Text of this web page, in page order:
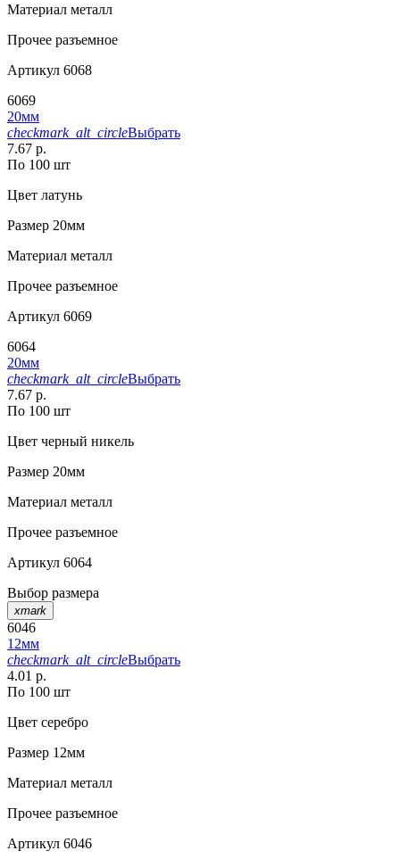
Материал металл
Прочее разъемное
Артикул 6068
6069
20мм
checkmark_alt_circleВыбрать
7.67 р.
По 100 шт
Цвет латунь
Размер 20мм
Материал металл
Прочее разъемное
Артикул 6069
6064
20мм
checkmark_alt_circleВыбрать
7.67 р.
По 100 шт
Цвет черный никель
Размер 20мм
Материал металл
Прочее разъемное
Артикул 6064
Выбор размера
xmark
6046
12мм
checkmark_alt_circleВыбрать
4.01 р.
По 100 шт
Цвет серебро
Размер 12мм
Материал металл
Прочее разъемное
Артикул 6046